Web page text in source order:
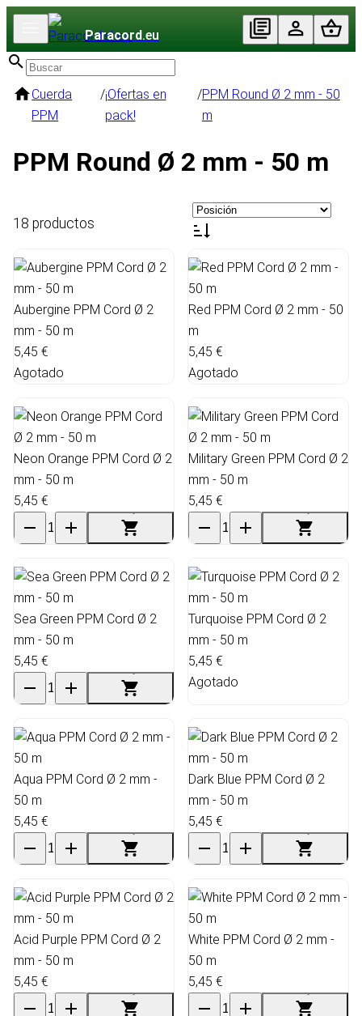
Paracord.eu
Cuerda
PPM
/¡Ofertas en
pack!
/PPM Round Ø 2 mm - 50
m
PPM Round Ø 2 mm - 50 m
18 productos
Aubergine PPM Cord Ø 2
mm - 50 m
5,45 €
Agotado
Red PPM Cord Ø 2 mm - 50
m
5,45 €
Agotado
Neon Orange PPM Cord Ø 2
mm - 50 m
5,45 €
Military Green PPM Cord Ø 2
mm - 50 m
5,45 €
Sea Green PPM Cord Ø 2
mm - 50 m
5,45 €
Turquoise PPM Cord Ø 2
mm - 50 m
5,45 €
Agotado
Aqua PPM Cord Ø 2 mm -
50 m
5,45 €
Dark Blue PPM Cord Ø 2
mm - 50 m
5,45 €
Acid Purple PPM Cord Ø 2
mm - 50 m
5,45 €
White PPM Cord Ø 2 mm -
50 m
5,45 €